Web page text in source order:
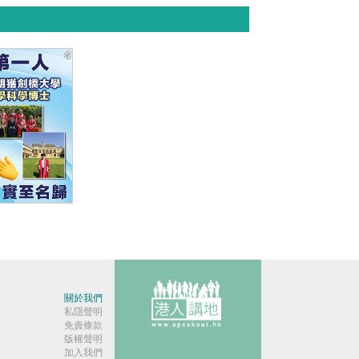
關於我們
私隱聲明
免責條款
版權聲明
加入我們